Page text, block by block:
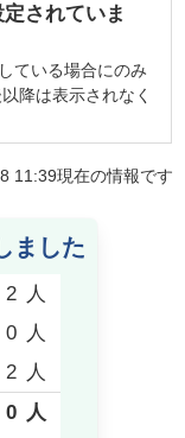
定されていま
している場合にのみ
降は表示されなく
11:39現在の情報です
ました
2 人
0 人
2 人
0 人